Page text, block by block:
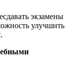
экзамены
улучшить